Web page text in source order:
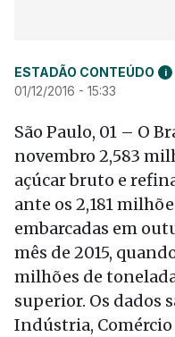
ESTADÃO CONTEÚDO i
01/12/2016 - 15:33
São Paulo, 01 – O
novembro 2,583
açúcar bruto e
ante os 2,181
embarcadas em
mês de 2015,
milhões de
superior. Os dados
Indústria,